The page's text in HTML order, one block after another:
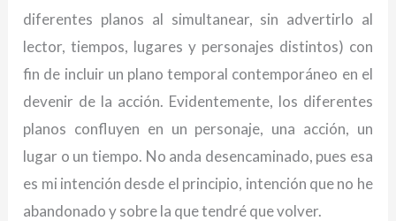
diferentes planos al simultanear, sin advertirlo al
lector, tiempos, lugares y personajes distintos) con
fin de incluir un plano temporal contemporáneo en el
devenir de la acción. Evidentemente, los diferentes
planos confluyen en un personaje, una acción, un
lugar o un tiempo. No anda desencaminado, pues esa
es mi intención desde el principio, intención que no he
abandonado y sobre la que tendré que volver.